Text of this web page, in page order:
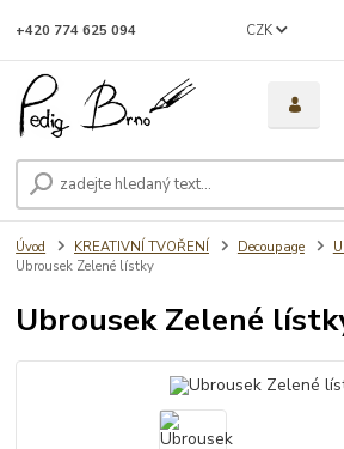
CZK
+420 774 625 094
Úvod KREATIVNÍ TVOŘENÍ Decoupage
Ubrousek Zelené lístky
Ubrousek Zelené